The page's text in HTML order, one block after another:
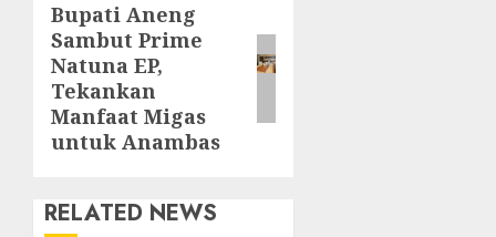
Next
post:
Bupati Aneng
Sambut Prime
Natuna EP,
Tekankan
Manfaat Migas
untuk Anambas
RELATED NEWS